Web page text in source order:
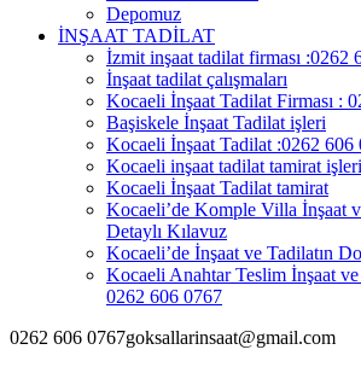
Depomuz
İNŞAAT TADİLAT
İzmit inşaat tadilat firması :0262
İnşaat tadilat çalışmaları
Kocaeli İnşaat Tadilat Firması :
Başiskele İnşaat Tadilat işleri
Kocaeli İnşaat Tadilat :0262 606
Kocaeli inşaat tadilat tamirat
Kocaeli İnşaat Tadilat tamirat
Kocaeli’de Komple Villa İnşaat
Detaylı Kılavuz
Kocaeli’de İnşaat ve Tadilatın
Kocaeli Anahtar Teslim İnşaat
0262 606 0767
0262 606 0767goksallarinsaat@gmail.com